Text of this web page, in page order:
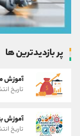
پر بازدیدترین ها
آموزش
تاریخ انتشار :
آموزش
تاریخ انتشار :